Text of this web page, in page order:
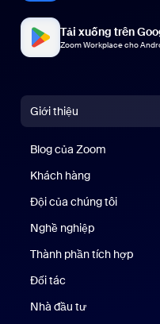
Tải xuống trên
Zoom Workplace cho
Giới thiệu
Blog của Zoom
Khách hàng
Đội của chúng tôi
Nghề nghiệp
Thành phần tích hợp
Đối tác
Nhà đầu tư